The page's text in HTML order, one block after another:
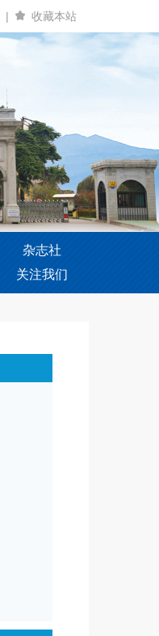
| 收藏本站
杂志社
关注我们